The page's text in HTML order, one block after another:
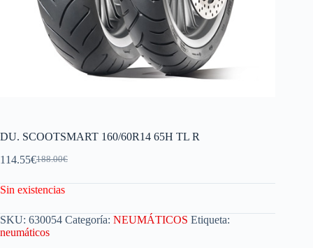
DU. SCOOTSMART 160/60R14 65H TL R
188.00€
114.55€
Sin existencias
SKU: 630054 Categoría: NEUMÁTICOS Etiqueta:
neumáticos